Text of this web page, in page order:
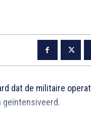
dat de militaire
geïntensiveerd.